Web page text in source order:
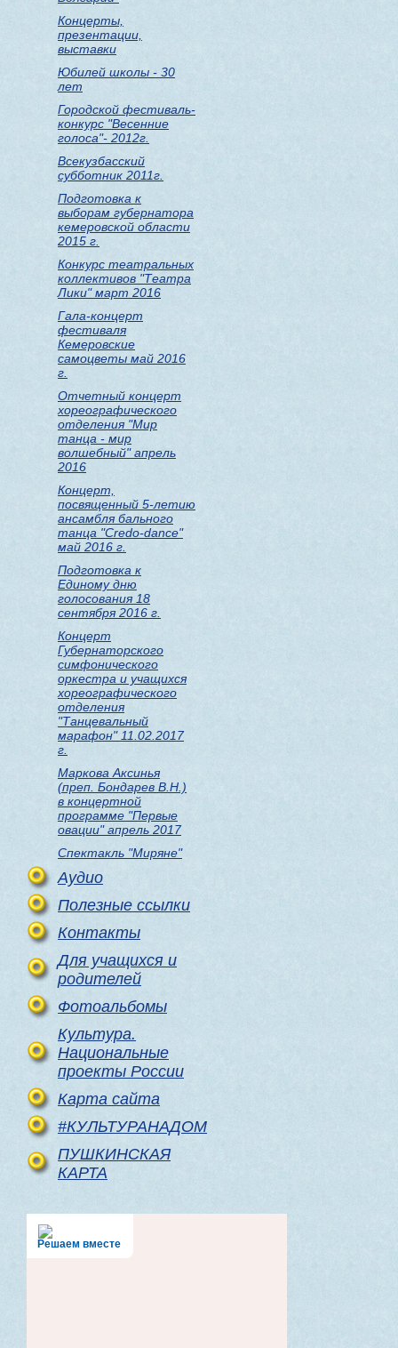
Концерты,
презентации,
выставки
Юбилей школы - 30
лет
Городской фестиваль-
конкурс "Весенние
голоса"- 2012г.
Всекузбасский
субботник 2011г.
Подготовка к
выборам губернатора
кемеровской области
2015 г.
Конкурс театральных
коллективов "Театра
Лики" март 2016
Гала-концерт
фестиваля
Кемеровские
самоцветы май 2016
г.
Отчетный концерт
хореографического
отделения "Мир
танца - мир
волшебный" апрель
2016
Концерт,
посвященный 5-летию
ансамбля бального
танца "Credo-dance"
май 2016 г.
Подготовка к
Единому дню
голосования 18
сентября 2016 г.
Концерт
Губернаторского
симфонического
оркестра и учащихся
хореографического
отделения
"Танцевальный
марафон" 11.02.2017
г.
Маркова Аксинья
(преп. Бондарев В.Н.)
в концертной
программе "Первые
овации" апрель 2017
Спектакль "Миряне"
Аудио
Полезные ссылки
Контакты
Для учащихся и
родителей
Фотоальбомы
Культура.
Национальные
проекты России
Карта сайта
#КУЛЬТУРАНАДОМ
ПУШКИНСКАЯ
КАРТА
Решаем вместе